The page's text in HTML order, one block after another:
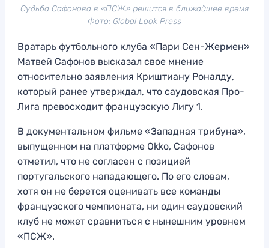
Судьба Сафонова в «ПСЖ» решится в ближайшее время
Фото: Global Look Press
Вратарь футбольного клуба «Пари Сен-Жермен»
Матвей Сафонов высказал свое мнение
относительно заявления Криштиану Роналду,
который ранее утверждал, что саудовская Про-
Лига превосходит французскую Лигу 1.
В документальном фильме «Западная трибуна»,
выпущенном на платформе Okko, Сафонов
отметил, что не согласен с позицией
португальского нападающего. По его словам,
хотя он не берется оценивать все команды
французского чемпионата, ни один саудовский
клуб не может сравниться с нынешним уровнем
«ПСЖ».